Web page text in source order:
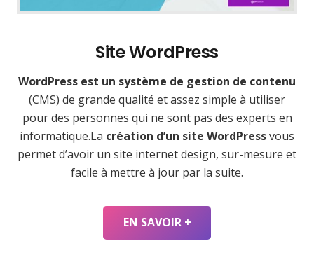
Site WordPress
WordPress est un système de gestion de contenu
(CMS) de grande qualité et assez simple à utiliser
pour des personnes qui ne sont pas des experts en
informatique.La création d’un site WordPressvous
permet d’avoir un site internet design, sur-mesure et
facile à mettre à jour par la suite.
EN SAVOIR +